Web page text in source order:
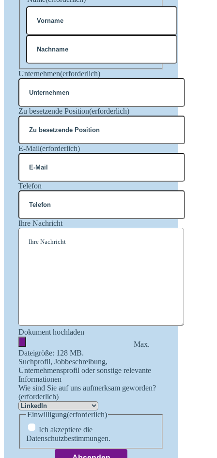
Vorname
Nachname
Unternehmen(erforderlich)
Zu besetzende Position(erforderlich)
E-Mail(erforderlich)
Telefon
Ihre Nachricht
Dokument hochladen
Max.
Dateigröße: 128 MB.
Suchprofil, Jobbeschreibung,
Unternehmensprofil oder sonstige relevante
Informationen
Wie sind Sie auf uns aufmerksam geworden?
(erforderlich)
Einwilligung(erforderlich)
Ich akzeptiere die
Datenschutzbestimmungen.